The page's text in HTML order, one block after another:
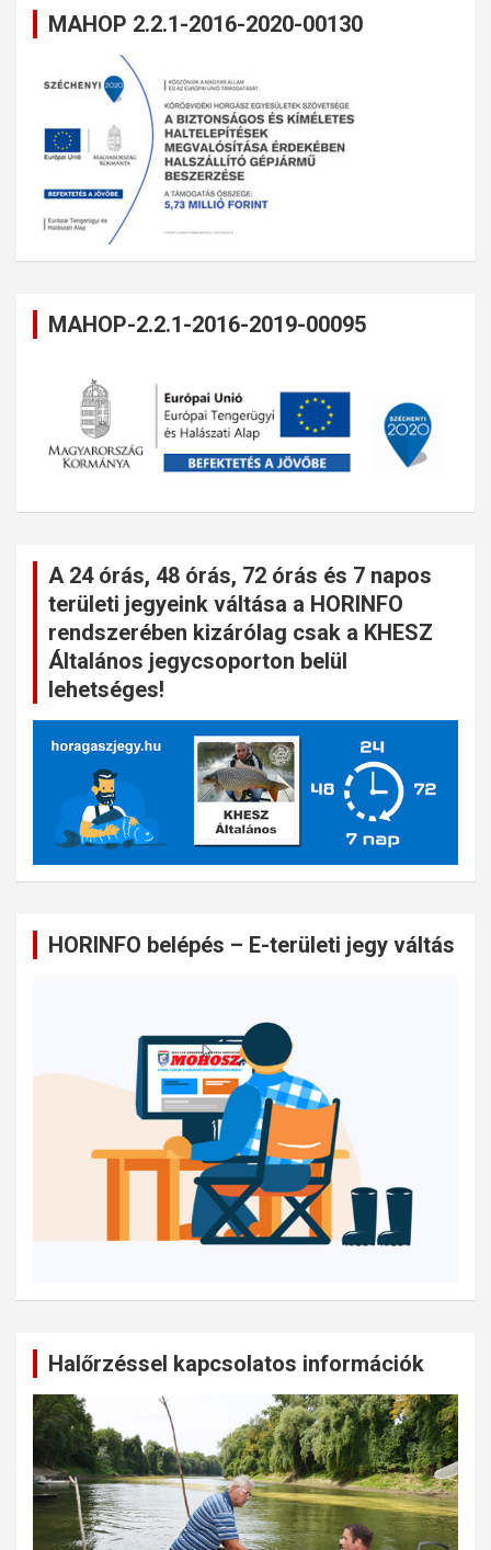
MAHOP 2.2.1-2016-2020-00130
MAHOP-2.2.1-2016-2019-00095
A 24 órás, 48 órás, 72 órás és 7 napos
területi jegyeink váltása a HORINFO
rendszerében kizárólag csak a KHESZ
Általános jegycsoporton belül
lehetséges!
HORINFO belépés – E-területi jegy váltás
Halőrzéssel kapcsolatos információk